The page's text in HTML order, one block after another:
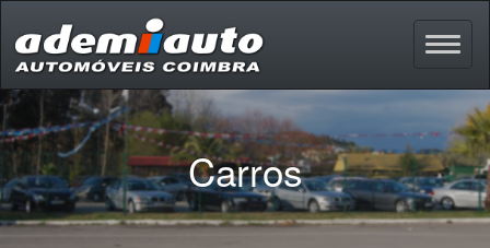
Carros